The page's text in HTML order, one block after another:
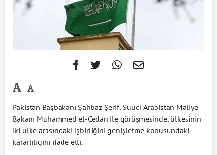
-
Pakistan Başbakanı Şahbaz Şerif, Suudi Arabistan Maliye
Bakanı Muhammed el-Cedan ile görüşmesinde, ülkesinin
iki ülke arasındaki işbirliğini genişletme konusundaki
kararlılığını ifade etti.